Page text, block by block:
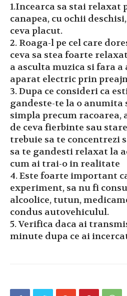
1.Incearca sa stai relaxat
canapea, cu ochii
ceva placut.
2. Roaga-l pe cel care
ceva sa stea foarte
a asculta muzica si fara a
aparat electric prin
3. Dupa ce consideri ca
gandeste-te la o anumita
simpla precum
de ceva fierbinte sau
trebuie sa te concentrezi
sa te gandesti relaxat la
cum ai trai-o in realitate
4. Este foarte important
experiment, sa nu fi
alcoolice, tutun,
condus autovehiculul.
5. Verifica daca ai
minute dupa ce ai